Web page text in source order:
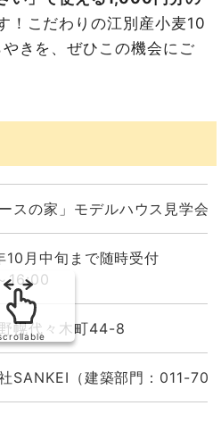
！こだわりの江別産小麦10
きを、ぜひこの機会にご
ースの家」モデルハウス見学会
月中旬まで随時受付
16:00
幌代々木町44-8
SANKEI（建築部門：011-